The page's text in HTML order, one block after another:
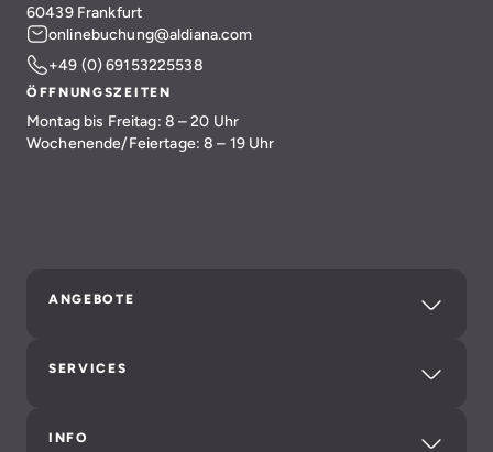
60439 Frankfurt
onlinebuchung@aldiana.com
+49 (0) 69153225538
ÖFFNUNGSZEITEN
Montag bis Freitag: 8 – 20 Uhr
Wochenende/Feiertage: 8 – 19 Uhr
ANGEBOTE
SERVICES
INFO